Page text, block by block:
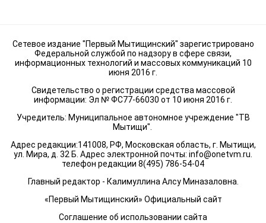
Сетевое издание "Первый Мытищинский" зарегистрировано
Федеральной службой по надзору в сфере связи,
информационных технологий и массовых коммуникаций 10
июня 2016 г.
Свидетельство о регистрации средства массовой
информации: Эл № ФС77-66030 от 10 июня 2016 г.
Учредитель: Муниципальное автономное учреждение "ТВ
Мытищи".
Адрес редакции:141008, РФ, Московская область, г. Мытищи,
ул. Мира, д. 32 Б. Адрес электронной почты: info@onetvm.ru
телефон редакции 8(495) 786-54-04
Главный редактор - Калимуллина Алсу Миназаловна.
«Первый Мытищинский» Официальный сайт
Соглашение об использовании сайта